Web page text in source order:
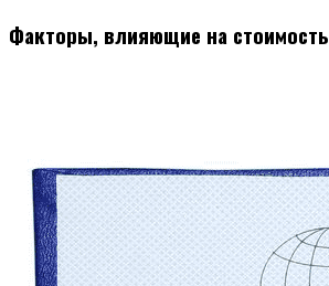
Факторы, влияющие на стоимость